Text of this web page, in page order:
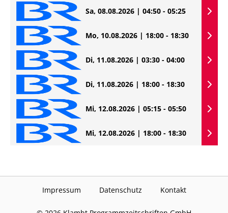
Sa, 08.08.2026 | 04:50 - 05:25
Mo, 10.08.2026 | 18:00 - 18:30
Di, 11.08.2026 | 03:30 - 04:00
Di, 11.08.2026 | 18:00 - 18:30
Mi, 12.08.2026 | 05:15 - 05:50
Mi, 12.08.2026 | 18:00 - 18:30
Impressum Datenschutz Kontakt